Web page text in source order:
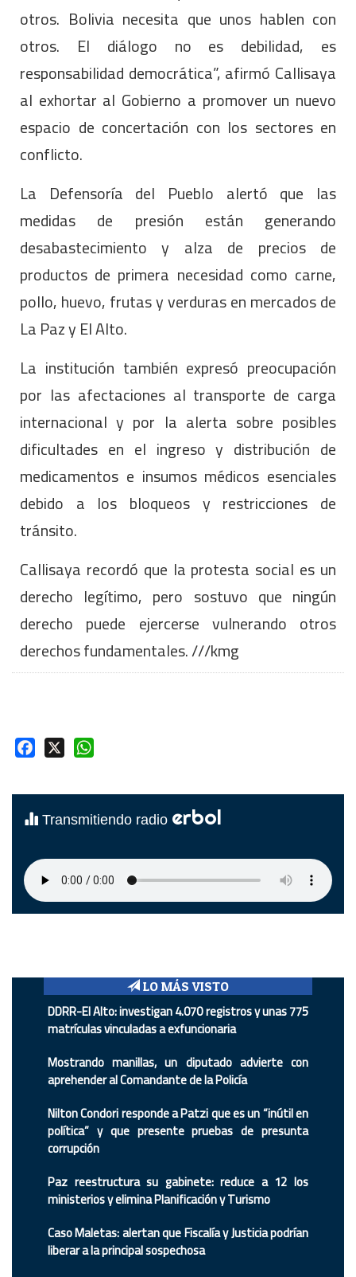
otros. Bolivia necesita que unos hablen con
otros. El diálogo no es debilidad, es
responsabilidad democrática”, afirmó Callisaya
al exhortar al Gobierno a promover un nuevo
espacio de concertación con los sectores en
conflicto.
La Defensoría del Pueblo alertó que las
medidas de presión están generando
desabastecimiento y alza de precios de
productos de primera necesidad como carne,
pollo, huevo, frutas y verduras en mercados de
La Paz y El Alto.
La institución también expresó preocupación
por las afectaciones al transporte de carga
internacional y por la alerta sobre posibles
dificultades en el ingreso y distribución de
medicamentos e insumos médicos esenciales
debido a los bloqueos y restricciones de
tránsito.
Callisaya recordó que la protesta social es un
derecho legítimo, pero sostuvo que ningún
derecho puede ejercerse vulnerando otros
derechos fundamentales. ///kmg
Facebook
Transmitiendo radio erbol
LO MÁS VISTO
DDRR-El Alto: investigan 4.070 registros y unas 775
matrículas vinculadas a exfuncionaria
Mostrando manillas, un diputado advierte con
aprehender al Comandante de la Policía
Nilton Condori responde a Patzi que es un “inútil en
política” y que presente pruebas de presunta
corrupción
Paz reestructura su gabinete: reduce a 12 los
ministerios y elimina Planificación y Turismo
Caso Maletas: alertan que Fiscalía y Justicia podrían
liberar a la principal sospechosa